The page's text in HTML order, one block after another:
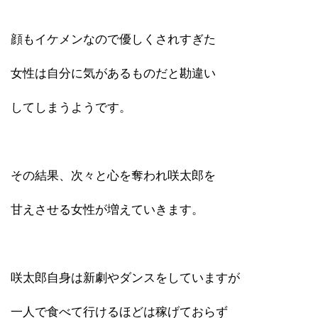
顔もイケメンなので優しくされすぎた
女性は自分に気があるものだと勘違い
してしまうようです。
その結果、次々と心を奪われ咲太郎を
甘えさせる女性が増えていきます。
咲太郎自身は新劇やダンスをしていますが
一人で食べて行けるほどは稼げておらず